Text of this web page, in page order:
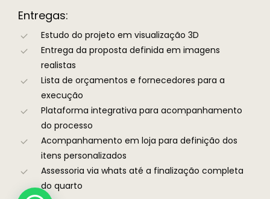
Entregas:
Estudo do projeto em visualização 3D
⁠Entrega da proposta definida em imagens
realistas
Lista de orçamentos e fornecedores para a
execução
⁠Plataforma integrativa para acompanhamento
do processo
Acompanhamento em loja para definição dos
itens personalizados
Assessoria via whats até a finalização completa
do quarto